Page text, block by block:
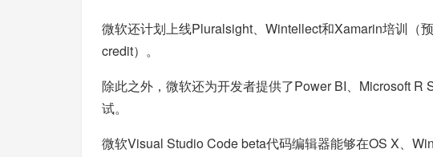
微软还计划上线Pluralsight、Wintellect和Xamarin培训（
credit）。
除此之外，微软还为开发者提供了Power BI、Microsoft R
试。
微软Visual Studio Code beta代码编辑器能够在OS X、